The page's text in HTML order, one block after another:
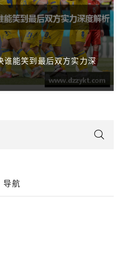
谁能笑到最后双方实力深
导航